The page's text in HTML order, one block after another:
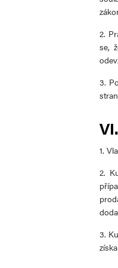
2.
se,
3.
1.
2.
3.